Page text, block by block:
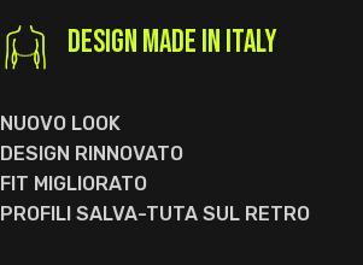
DESIGN MADE IN ITALY
NUOVO LOOK
DESIGN RINNOVATO
FIT MIGLIORATO
PROFILI SALVA-TUTA SUL RETRO